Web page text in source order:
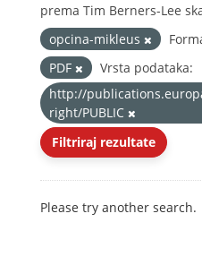
prema Tim Berners-Lee
opcina-mikleus
PDF
Vrsta podataka:
http://
right/PUBLIC
Filtriraj rezultate
Please try another search.